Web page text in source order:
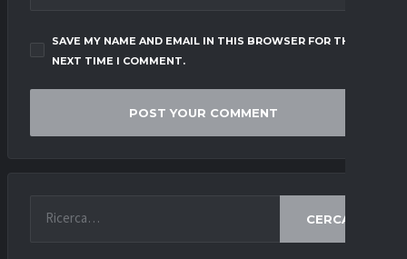
SAVE MY NAME AND EMAIL IN THIS BROWSER FOR THE
NEXT TIME I COMMENT.
CERCA